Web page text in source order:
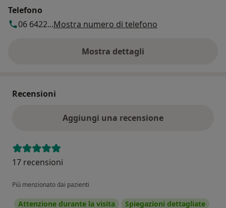
Telefono
06 6422...Mostra numero di telefono
Mostra dettagli
sull'indirizzo
Recensioni
Aggiungi una recensione
17 recensioni
Più menzionato dai pazienti
Attenzione durante la visita
Spiegazioni dettagliate